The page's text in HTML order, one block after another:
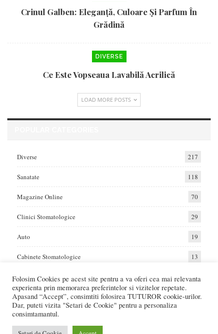
Crinul Galben: Eleganță, Culoare Și Parfum În
Grădină
DIVERSE
Ce Este Vopseaua Lavabilă Acrilică
LOAD MORE POSTS
Diverse 217
Sanatate 118
Magazine Online 70
Clinici Stomatologice 29
Auto 19
Cabinete Stomatologice 13
Home Auto Diverse Sanatate
Va raportam cele mai bune oferte de servicii si produse din Romania. Recenzii
Folosim Cookies pe acest site pentru a va oferi cea mai relevanta
experienta prin memorarea preferintelor si vizitelor repetate.
Apasand “Accept”, consimtiti folosirea TUTUROR cookie-urilor.
Dar, puteti vizita "Setari de Cookie" pentru a personaliza
consimtamantul.